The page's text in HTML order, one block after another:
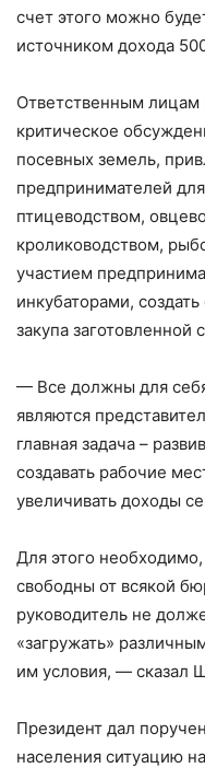
счет этого можно
источником дохода
Ответственным лицам
критическое
посевных земель,
предпринимателей
птицеводством,
кролиководством,
участием
инкубаторами,
закупа заготовленной
— Все должны для
являются
главная задача –
создавать рабочие
увеличивать доходы
Для этого
свободны от всякой
руководитель не
«загружать»
им условия, — сказал
Президент дал
населения ситуацию